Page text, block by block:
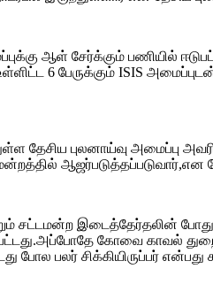
ஆள் சேர்க்கும் பணியில்
6 பேருக்கும் ISIS
தேசிய புலனாய்வு அமைப்பு
ஆஜர்படுத்தப்படுவார்,என
சட்டமன்ற இடைத்தேர்தலின்
கோவை காவல்
போல பலர் சிக்கியிருப்பர் என்பது